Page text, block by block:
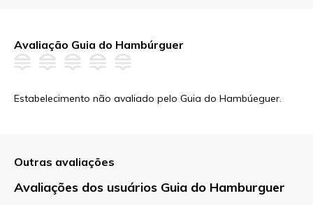
Avaliação Guia do Hambúrguer
Estabelecimento não avaliado pelo Guia do Hambúeguer.
Outras avaliações
Avaliações dos usuários Guia do Hamburguer